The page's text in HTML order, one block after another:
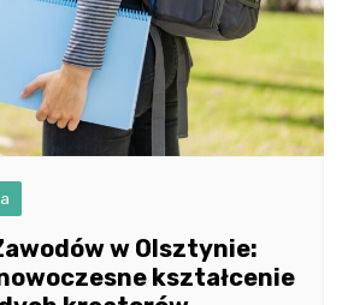
w Olsztynie:
kształcenie